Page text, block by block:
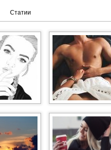
Статии